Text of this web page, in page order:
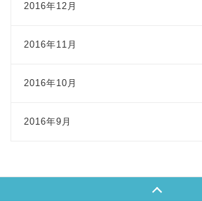
2016年12月
2016年11月
2016年10月
2016年9月